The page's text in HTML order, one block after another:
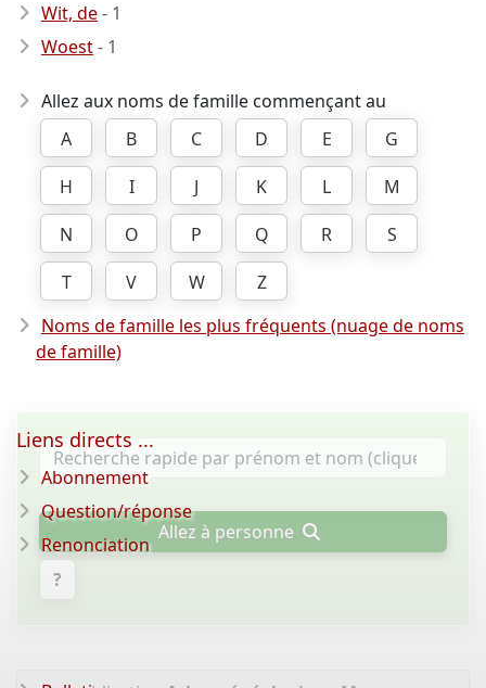
Wit, de- 1
Woest- 1
Allez aux noms de famille commençant au
A
B C D E
G
H
I J K L
M
N
O P Q R
S
T
V W
Z
Noms de famille les plus fréquents (nuage de noms
de famille)
Allez à personne
?
Liens directs ...
Abonnement
Question/réponse
Renonciation